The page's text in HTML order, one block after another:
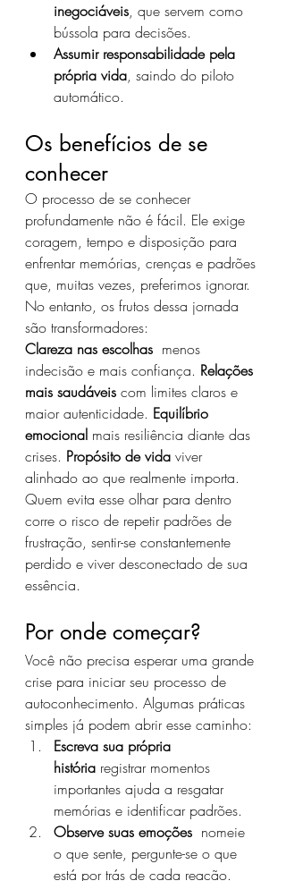
inegociáveis, que servem como
bússola para decisões.
Assumir responsabilidade pela
própria vida, saindo do piloto
automático.
Os benefícios de se
conhecer
O processo de se conhecer
profundamente não é fácil. Ele exige
coragem, tempo e disposição para
enfrentar memórias, crenças e padrões
que, muitas vezes, preferimos ignorar.
No entanto, os frutos dessa jornada
são transformadores:
Clareza nas escolhas menos
indecisão e mais confiança. Relações
mais saudáveis com limites claros e
maior autenticidade. Equilíbrio
emocional mais resiliência diante das
crises. Propósito de vida viver
alinhado ao que realmente importa.
Quem evita esse olhar para dentro
corre o risco de repetir padrões de
frustração, sentir-se constantemente
perdido e viver desconectado de sua
essência.
Por onde começar?
Você não precisa esperar uma grande
crise para iniciar seu processo de
autoconhecimento. Algumas práticas
simples já podem abrir esse caminho:
Escreva sua própria
história registrar momentos
importantes ajuda a resgatar
memórias e identificar padrões.
Observe suas emoções nomeie
o que sente, pergunte-se o que
está por trás de cada reação.